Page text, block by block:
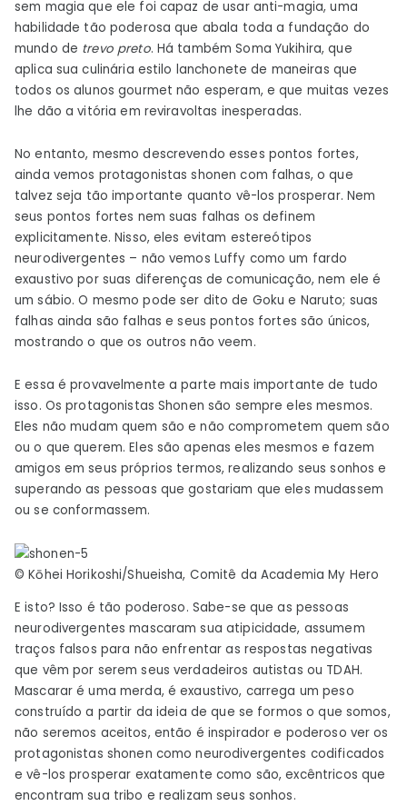
sem magia que ele foi capaz de usar anti-magia, uma
habilidade tão poderosa que abala toda a fundação do
mundo de trevo preto. Há também Soma Yukihira, que
aplica sua culinária estilo lanchonete de maneiras que
todos os alunos gourmet não esperam, e que muitas vezes
lhe dão a vitória em reviravoltas inesperadas.
No entanto, mesmo descrevendo esses pontos fortes,
ainda vemos protagonistas shonen com falhas, o que
talvez seja tão importante quanto vê-los prosperar. Nem
seus pontos fortes nem suas falhas os definem
explicitamente. Nisso, eles evitam estereótipos
neurodivergentes – não vemos Luffy como um fardo
exaustivo por suas diferenças de comunicação, nem ele é
um sábio. O mesmo pode ser dito de Goku e Naruto; suas
falhas ainda são falhas e seus pontos fortes são únicos,
mostrando o que os outros não veem.
E essa é provavelmente a parte mais importante de tudo
isso. Os protagonistas Shonen são sempre eles mesmos.
Eles não mudam quem são e não comprometem quem são
ou o que querem. Eles são apenas eles mesmos e fazem
amigos em seus próprios termos, realizando seus sonhos e
superando as pessoas que gostariam que eles mudassem
ou se conformassem.
© Kōhei Horikoshi/Shueisha, Comitê da Academia My Hero
E isto? Isso é tão poderoso. Sabe-se que as pessoas
neurodivergentes mascaram sua atipicidade, assumem
traços falsos para não enfrentar as respostas negativas
que vêm por serem seus verdadeiros autistas ou TDAH.
Mascarar é uma merda, é exaustivo, carrega um peso
construído a partir da ideia de que se formos o que somos,
não seremos aceitos, então é inspirador e poderoso ver os
protagonistas shonen como neurodivergentes codificados
e vê-los prosperar exatamente como são, excêntricos que
encontram sua tribo e realizam seus sonhos.